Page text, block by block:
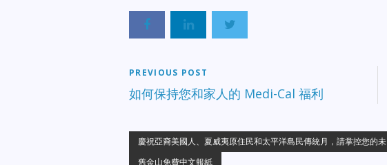
PREVIOUS POST
如何保持您和家人的 Medi-Cal 福利
慶祝亞裔美國人、夏威夷原住民和太平洋島民傳統月，請掌控您的未
舊金山免費中文報紙